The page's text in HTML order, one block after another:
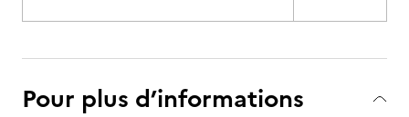
Pour plus d’informations